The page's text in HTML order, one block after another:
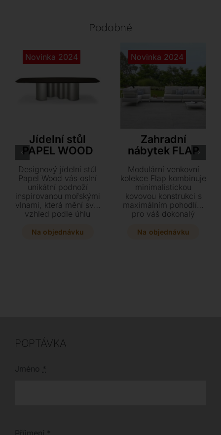
Podobné
Novinka 2024
Jídelní stůl
PAPEL WOOD
Designový jídelní stůl
Papel Wood vás oslní
unikátní podnoží
inspirovanou mořskými
vlnami, která mění svůj
vzhled podle úhlu
impozantní kousek s
designem.
Na objednávku
Novinka 2024
Zahradní
nábytek FLAP
Modulární venkovní
kolekce Flap kombinuje
minimalistickou
kovovou konstrukci s
maximálním pohodlím
pro váš dokonalý
sestava z precizně
Na objednávku
POPTÁVKA
Jméno *